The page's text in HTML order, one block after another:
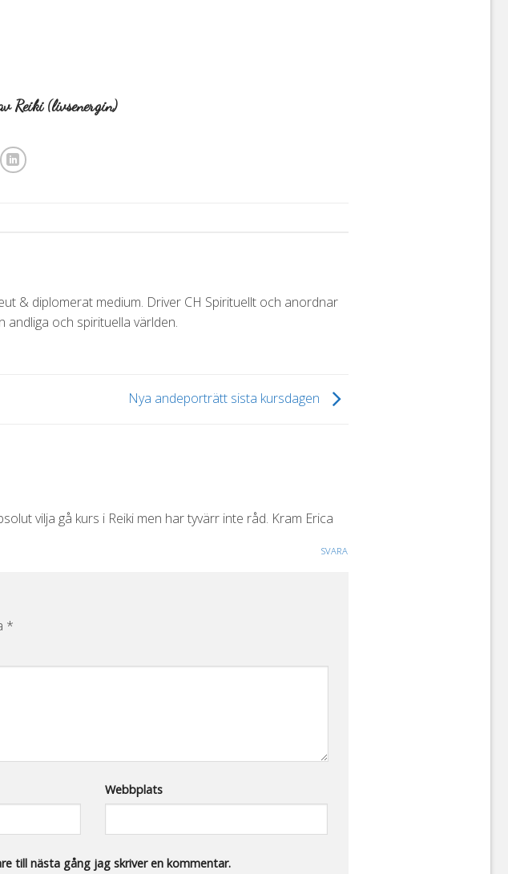
Reiki (livsenergin)
& diplomerat medium. Driver CH Spirituellt och anordnar
andliga och spirituella världen.
Nya andeporträtt sista kursdagen
vilja gå kurs i Reiki men har tyvärr inte råd. Kram Erica
SVARA
*
Webbplats
till nästa gång jag skriver en kommentar.